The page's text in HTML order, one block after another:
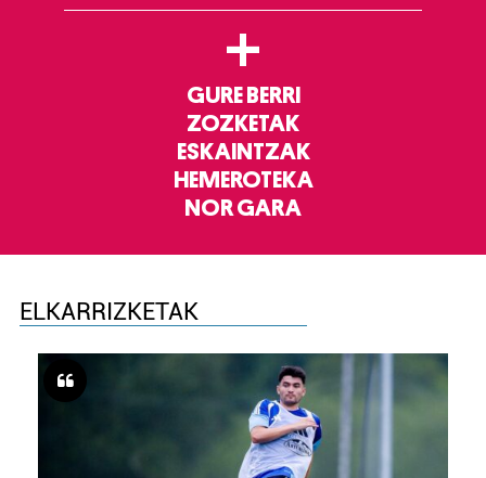
+
GURE BERRI
ZOZKETAK
ESKAINTZAK
HEMEROTEKA
NOR GARA
ELKARRIZKETAK